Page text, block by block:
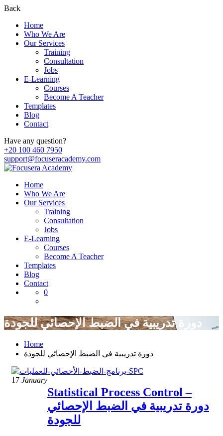
Back
Home
Who We Are
Our Services
Training
Consultation
Jobs
E-Learning
Courses
Become A Teacher
Templates
Blog
Contact
Have any question?
+20 100 460 7950
support@focuseracademy.com
Home
Who We Are
Our Services
Training
Consultation
Jobs
E-Learning
Courses
Become A Teacher
Templates
Blog
Contact
0
دورة تدريبية في الضبط الإحصائي للجودة
Home
دورة تدريبية في الضبط الإحصائي للجودة
17 January
Statistical Process Control –
دورة تدريبية في الضبط الإحصائي
للجودة